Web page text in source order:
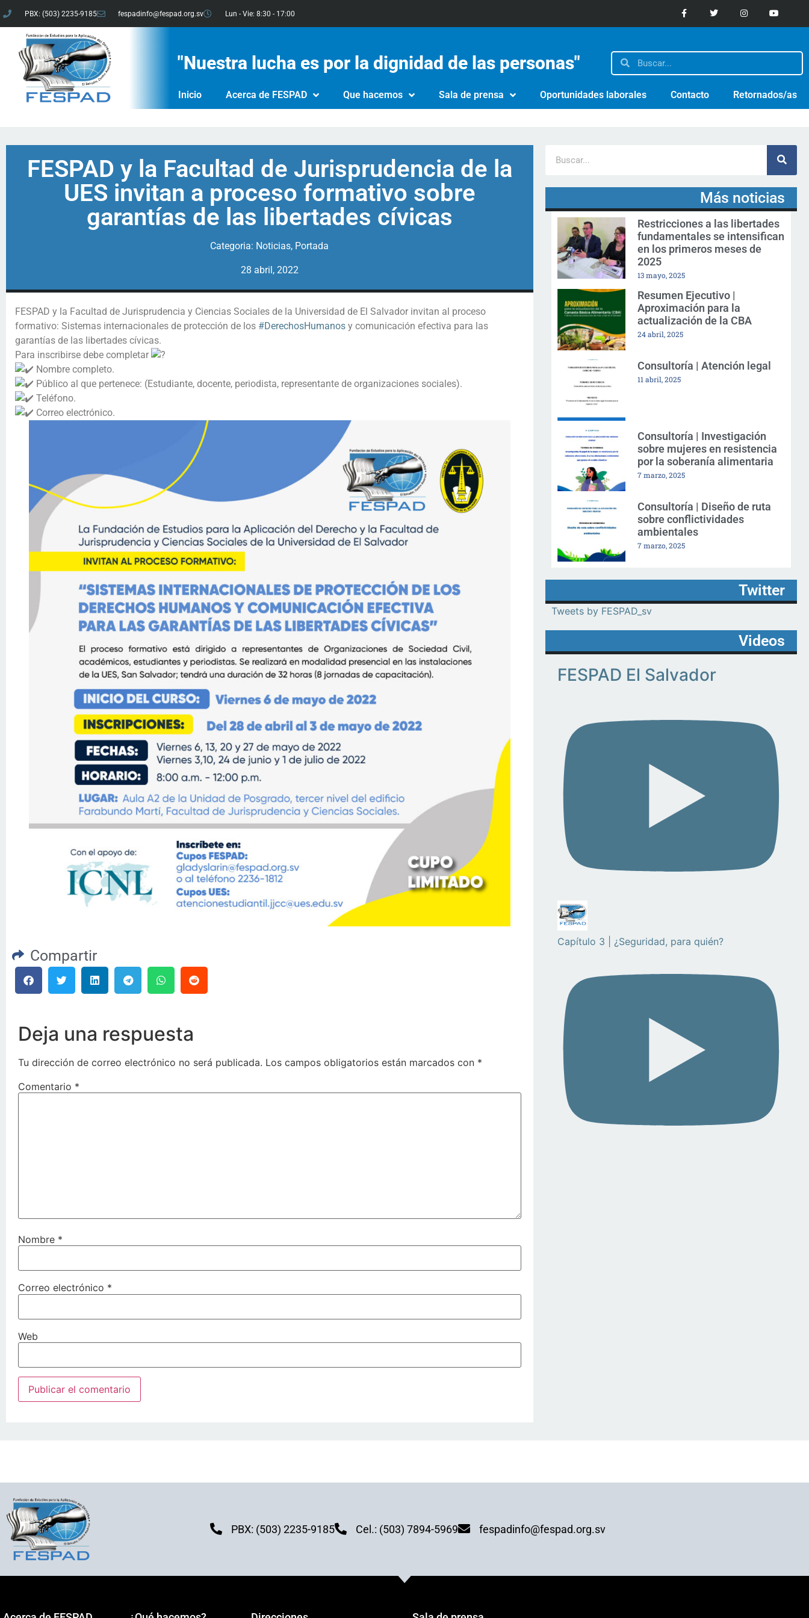
PBX: (503) 2235-9185 fespadinfo@fespad.org.sv Lun - Vie: 8:30 - 17:00
"Nuestra lucha es por la dignidad de las personas"
Inicio Acerca de FESPAD Que hacemos Sala de prensa Oportunidades laborales Contacto Retornados/as
FESPAD y la Facultad de Jurisprudencia de la
UES invitan a proceso formativo sobre
garantías de las libertades cívicas
Categoria: Noticias, Portada
28 abril, 2022
FESPAD y la Facultad de Jurisprudencia y Ciencias Sociales de la Universidad de El Salvador invitan al proceso
formativo: Sistemas internacionales de protección de los #DerechosHumanos y comunicación efectiva para las
garantías de las libertades cívicas.
Para inscribirse debe completar
Nombre completo.
Público al que pertenece: (Estudiante, docente, periodista, representante de organizaciones sociales).
Teléfono.
Correo electrónico.
Compartir
Deja una respuesta
Tu dirección de correo electrónico no será publicada. Los campos obligatorios están marcados con *
Comentario *
Nombre *
Correo electrónico *
Web
Más noticias
Restricciones a las libertades
fundamentales se intensifican
en los primeros meses de
2025
13 mayo, 2025
Resumen Ejecutivo |
Aproximación para la
actualización de la CBA
24 abril, 2025
Consultoría | Atención legal
11 abril, 2025
Consultoría | Investigación
sobre mujeres en resistencia
por la soberanía alimentaria
7 marzo, 2025
Consultoría | Diseño de ruta
sobre conflictividades
ambientales
7 marzo, 2025
Twitter
Tweets by FESPAD_sv
Videos
FESPAD El Salvador
Capítulo 3 | ¿Seguridad, para quién?
PBX: (503) 2235-9185 Cel.: (503) 7894-5969 fespadinfo@fespad.org.sv